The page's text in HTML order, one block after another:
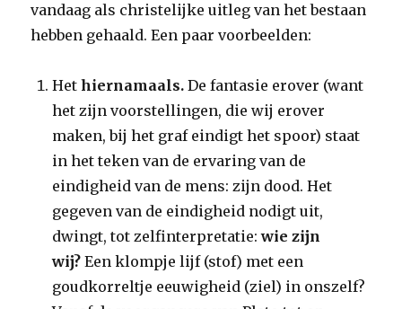
vandaag als christelijke uitleg van het bestaan
hebben gehaald. Een paar voorbeelden:
Hethiernamaals. De fantasie erover (want
het zijn voorstellingen, die wij erover
maken, bij het graf eindigt het spoor) staat
in het teken van de ervaring van de
eindigheid van de mens: zijn dood. Het
gegeven van de eindigheid nodigt uit,
dwingt, tot zelfinterpretatie:wie zijn
wij? Een klompje lijf (stof) met een
goudkorreltje eeuwigheid (ziel) in onszelf?